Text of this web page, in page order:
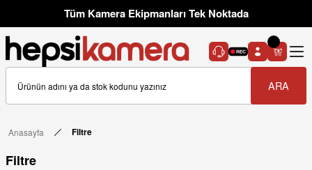
Tüm Kamera Ekipmanları Tek Noktada
ARA
Anasayfa Filtre
Filtre